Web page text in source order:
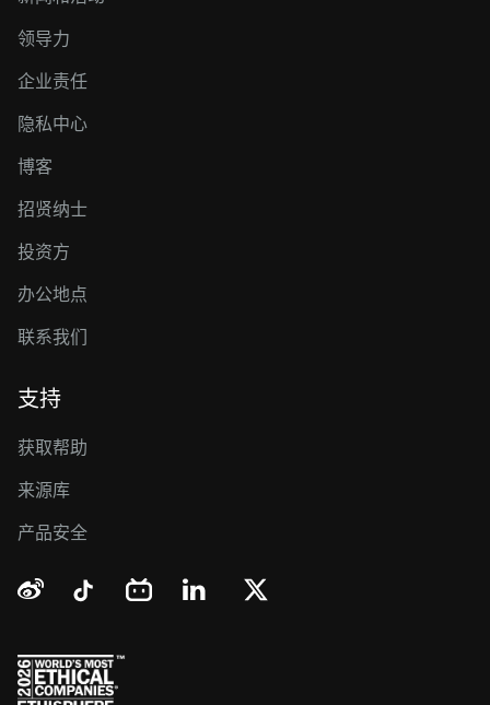
领导力
企业责任
隐私中心
博客
招贤纳士
投资方
办公地点
联系我们
支持
获取帮助
来源库
产品安全